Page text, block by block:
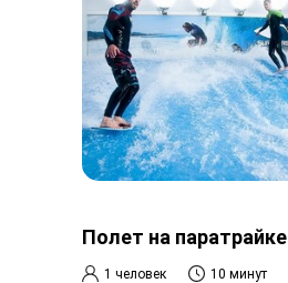
Полет на паратрайке
1 человек 10 минут